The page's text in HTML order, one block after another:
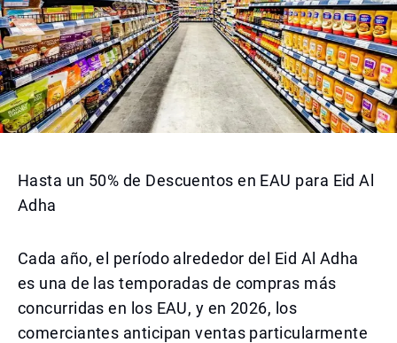
Hasta un 50% de Descuentos en EAU para Eid Al
Adha
Cada año, el período alrededor del Eid Al Adha
es una de las temporadas de compras más
concurridas en los EAU, y en 2026, los
comerciantes anticipan ventas particularmente